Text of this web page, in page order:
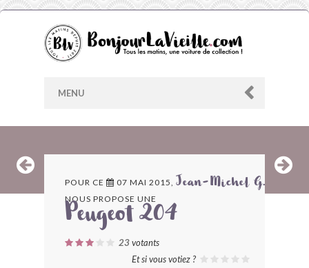
MENU
ARCHIVES
LES CONTRIBUTEURS
POUR CE 07 MAI 2015, Jean-Michel G.
NOUS PROPOSE UNE
Peugeot 204
23votants
Et si vous votiez ?